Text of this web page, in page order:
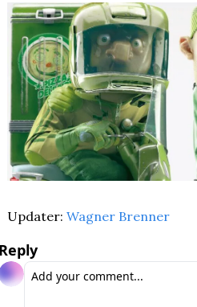
Updater: Wagner Brenner